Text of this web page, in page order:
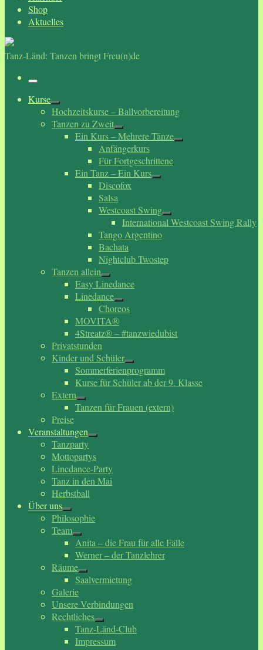
Shop
Aktuelles
Tanz-Länd: Tanzen bringt Freu(n)de
Menü
Kurse
Hochzeitskurse – Ballvorbereitung
Tanzen zu Zweit
Ein Kurs – Mehrere Tänze
Anfängerkurs
Für Fortgeschrittene
Ein Tanz – Ein Kurs
Discofox
Salsa
Westcoast Swing
International Westcoast Swing Rally
Tango Argentino
Bachata
Nightclub Twostep
Tanzen allein
Easy Linedance
Linedance
Choreos
MOVITA®
4Streatz® – #tanzwiedubist
Privatstunden
Kinder und Schüler
Sommerferienprogramm
Kurse für Schüler ab der 9. Klasse
Extern
Tanzen für Frauen (extern)
Preise
Veranstaltungen
Tanzparty
Mottopartys
Linedance-Party
Tanz in den Mai
Herbstball
Über uns
Philosophie
Team
Anita – die Frau für alle Fälle
Werner – der Tanzlehrer
Räume
Saalvermietung
Galerie
Unsere Verbindungen
Rechtliches
Tanz-Länd-Club
Impressum